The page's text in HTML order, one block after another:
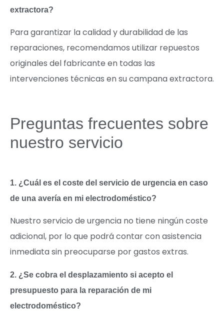
extractora?
Para garantizar la calidad y durabilidad de las
reparaciones, recomendamos utilizar repuestos
originales del fabricante en todas las
intervenciones técnicas en su campana extractora.
Preguntas frecuentes sobre
nuestro servicio
1. ¿Cuál es el coste del servicio de urgencia en caso
de una avería en mi electrodoméstico?
Nuestro servicio de urgencia no tiene ningún coste
adicional, por lo que podrá contar con asistencia
inmediata sin preocuparse por gastos extras.
2. ¿Se cobra el desplazamiento si acepto el
presupuesto para la reparación de mi
electrodoméstico?